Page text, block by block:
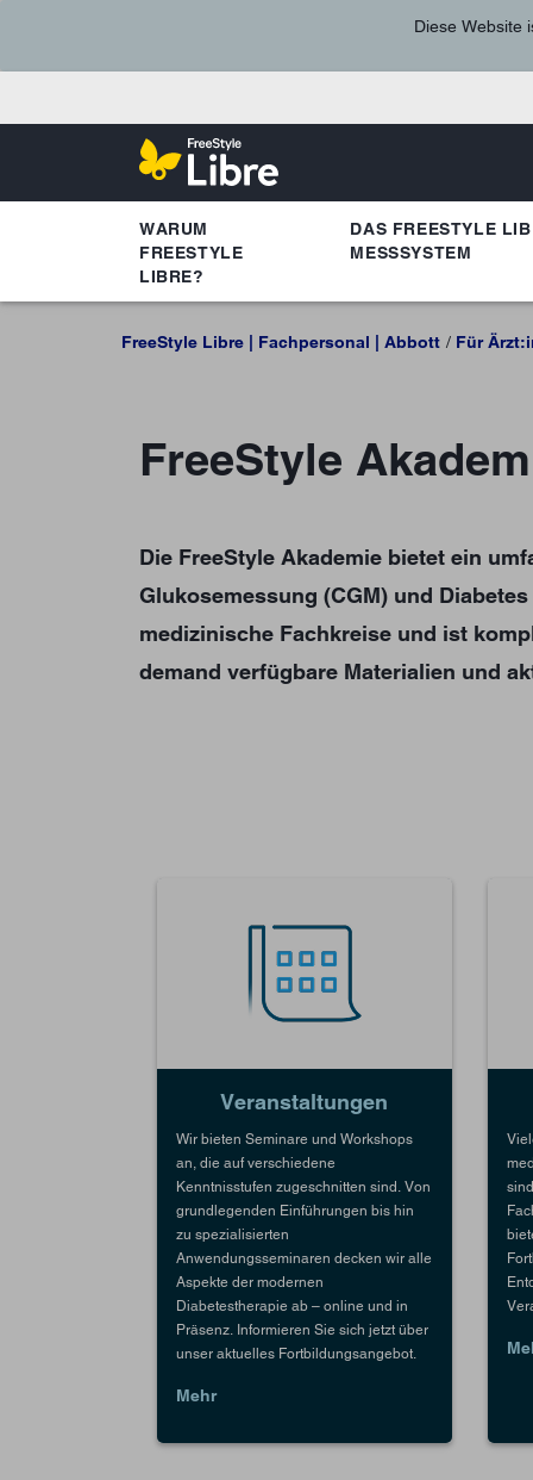
Diese Website
WARUM
FREESTYLE
LIBRE?
DAS FREESTYLE
MESSSYSTEM
FreeStyle Libre | Fachpersonal | Abbott Für
FreeStyle
Die FreeStyle Akademie bietet ein
Glukosemessung (CGM) und
medizinische Fachkreise und ist
demand verfügbare Materialien und
Veranstaltungen
Wir bieten Seminare und Workshops
an, die auf verschiedene
Kenntnisstufen zugeschnitten sind. Von
grundlegenden Einführungen bis hin
zu spezialisierten
Anwendungsseminaren decken wir alle
Aspekte der modernen
Diabetestherapie ab – online und in
Präsenz. Informieren Sie sich jetzt über
unser aktuelles Fortbildungsangebot.
Mehr